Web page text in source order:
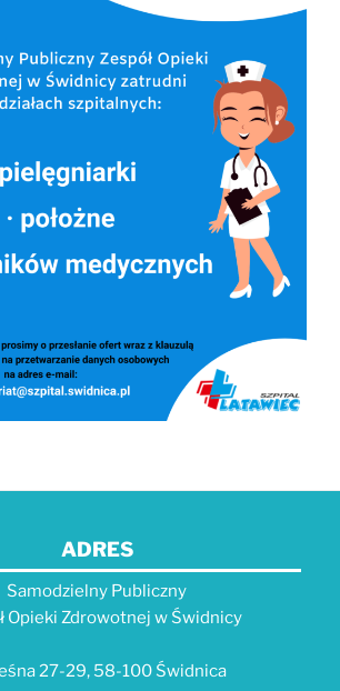
ADRES
Samodzielny Publiczny
Opieki Zdrowotnej w Świdnicy
27-29, 58-100 Świdnica